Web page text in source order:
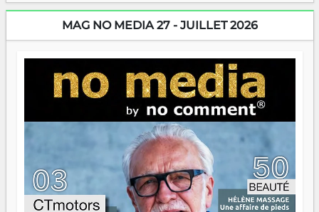
dorment vraiment la nuit. En culture, les nouvelles sont
encore meilleures. Aina Rasamoelina vient de décrocher le
Prix RFI Instrumental Afrique. Miangaly Elia rafle le Prix
jeunes qui tiennent la torche. Alors oui, on pourrait
s'arrêter là, applaudir et rentrer chez soi satisfait. Mais ce
serait passer à côté d'une chose essentielle. La fougue, ça
brûle fort — et parfois, ça brûle vite. Une flamme sans
direction peut éclairer autant qu'elle peut consumer. C'est
là que les aînés entrent en scène — pas pour reprendre le
gouvernail, mais pour montrer où sont les récifs. Les jeunes
ont la force, les vieux ont l'expérience, comme on dit. Ce
n'est pas un combat de générations — c'est une question
d'équipage. Partagez vos réussites, mais aussi vos échecs.
Surtout vos échecs, d'ailleurs — ils enseignent mieux que
n'importe quel manuel. À Madagascar, la barque avance.
MAG NO MEDIA 27 - JUILLET 2026